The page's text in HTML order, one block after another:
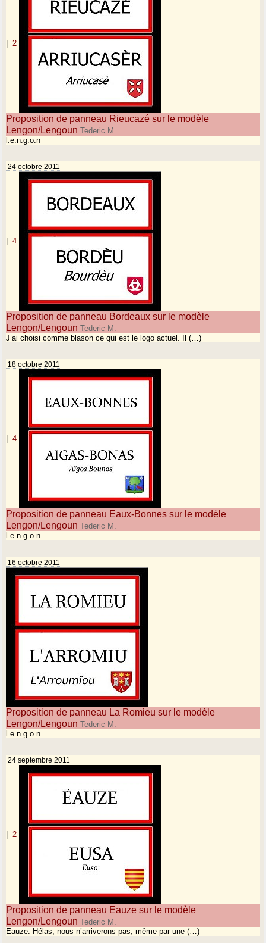
| 2
Proposition de panneau Rieucazé sur le modèle
Lengon/Lengoun Tederic M.
l.e.n.g.o.n
24 octobre 2011
| 4
Proposition de panneau Bordeaux sur le modèle
Lengon/Lengoun Tederic M.
J’ai choisi comme blason ce qui est le logo actuel. Il (…)
18 octobre 2011
4
Proposition de panneau Eaux-Bonnes sur le modèle
Lengon/Lengoun Tederic M.
l.e.n.g.o.n
16 octobre 2011
Proposition de panneau La Romieu sur le modèle
Lengon/Lengoun Tederic M.
l.e.n.g.o.n
24 septembre 2011
| 2
Proposition de panneau Eauze sur le modèle
Lengon/Lengoun Tederic M.
Eauze. Hélas, nous n’arriverons pas, même par une (…)